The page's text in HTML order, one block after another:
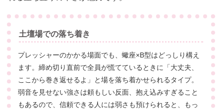
土壇場での落ち着き
プレッシャーのかかる場面でも、蠍座×B型はどっしり構え
ます。締め切り直前で全員が慌てているときに「大丈夫、
ここから巻き返せるよ」と場を落ち着かせられるタイプ。
弱音を見せない強さは頼もしい反面、抱え込みすぎること
もあるので、信頼できる人には弱さも預けられると、もっ